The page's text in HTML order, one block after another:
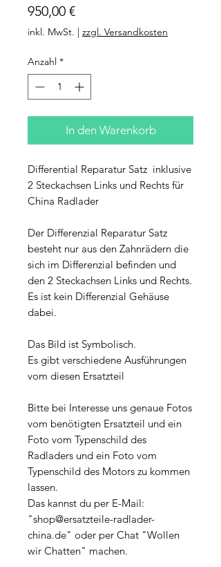
950,00 €Preis
inkl. MwSt. | zzgl. Versandkosten
Anzahl *
In den Warenkorb
Differential Reparatur Satz inklusive
2 Steckachsen Links und Rechts für
China Radlader
Der Differenzial Reparatur Satz
besteht nur aus den Zahnrädern die
sich im Differenzial befinden und
den 2 Steckachsen Links und Rechts.
Es ist kein Differenzial Gehäuse
dabei.
Das Bild ist Symbolisch.
Es gibt verschiedene Ausführungen
vom diesen Ersatzteil
Bitte bei Interesse uns genaue Fotos
vom benötigten Ersatzteil und ein
Foto vom Typenschild des
Radladers und ein Foto vom
Typenschild des Motors zu kommen
lassen.
Das kannst du per E-Mail:
"shop@ersatzteile-radlader-
china.de" oder per Chat "Wollen
wir Chatten" machen.